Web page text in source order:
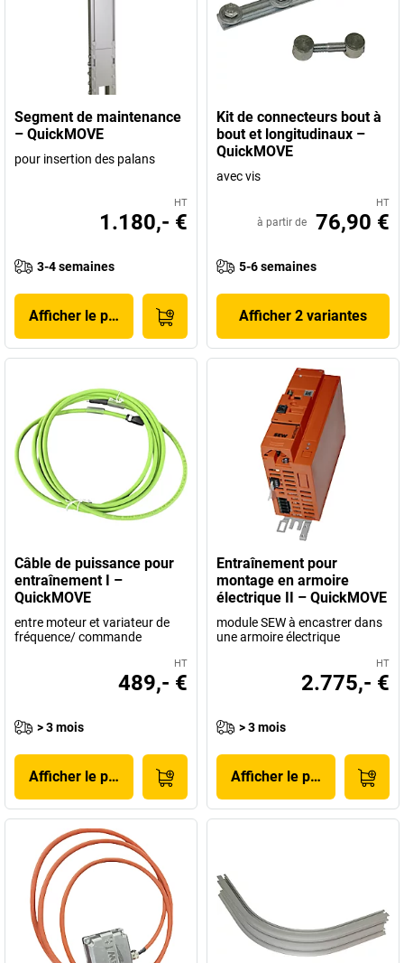
Segment de maintenance
– QuickMOVE
pour insertion des palans
HT
1.180,- €
3-4 semaines
Afficher le produit
Kit de connecteurs bout à
bout et longitudinaux –
QuickMOVE
avec vis
HT
à partir de 76,90 €
5-6 semaines
Afficher 2 variantes
Câble de puissance pour
entraînement I –
QuickMOVE
entre moteur et variateur de
fréquence/ commande
HT
489,- €
> 3 mois
Afficher le produit
Entraînement pour
montage en armoire
électrique II – QuickMOVE
module SEW à encastrer dans
une armoire électrique
HT
2.775,- €
> 3 mois
Afficher le produit